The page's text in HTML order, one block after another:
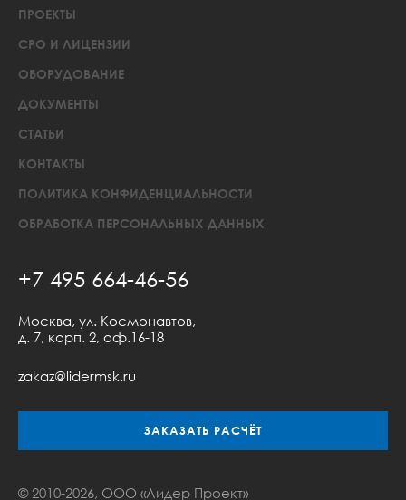
ПРОЕКТЫ
СРО И ЛИЦЕНЗИИ
ОБОРУДОВАНИЕ
ДОКУМЕНТЫ
СТАТЬИ
КОНТАКТЫ
ПОЛИТИКА КОНФИДЕНЦИАЛЬНОСТИ
ОБРАБОТКА ПЕРСОНАЛЬНЫХ ДАННЫХ
+7 495 664-46-56
Москва, ул. Космонавтов,
д. 7, корп. 2, оф.16-18
zakaz@lidermsk.ru
ЗАКАЗАТЬ РАСЧЁТ
© 2010-2026, ООО «Лидер Проект»